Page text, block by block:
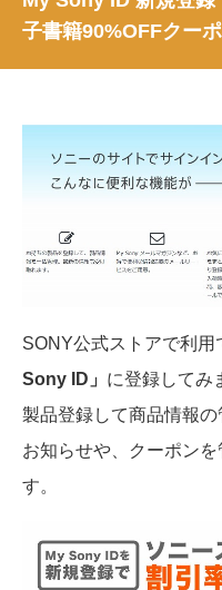
子書籍90%OFFクー
SONY公式ストアで利用
Sony ID」 に登録してみ
製品登録して商品情報
お知らせや、クーポン
す。